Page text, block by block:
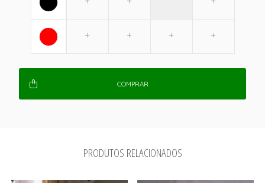
COMPRAR
PRODUTOS RELACIONADOS